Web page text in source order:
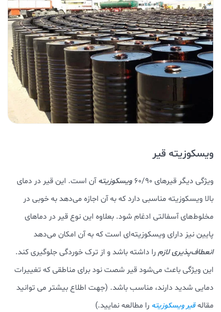
ویسکوزیته قیر
ویژگی دیگر قیرهای 60/90 ویسکوزیتهآن است. این قیر در دمای
بالا ویسکوزیته مناسبی دارد که به آن اجازه می‌دهد به خوبی در
مخلوط‌های آسفالتی ادغام شود. بعلاوه این نوع قیر در دماهای
پایین نیز دارای ویسکوزیته‌ای است که به آن امکان می‌دهد
انعطاف‌پذیری لازم را داشته باشد و از ترک خوردگی جلوگیری کند.
این ویژگی باعث می‌شود قیر شصت نود برای مناطقی که تغییرات
دمایی شدید دارند، مناسب باشد. (جهت اطلاع بیشتر می توانید
مقالهقیر ویسکوزیته را مطالعه نمایید.)